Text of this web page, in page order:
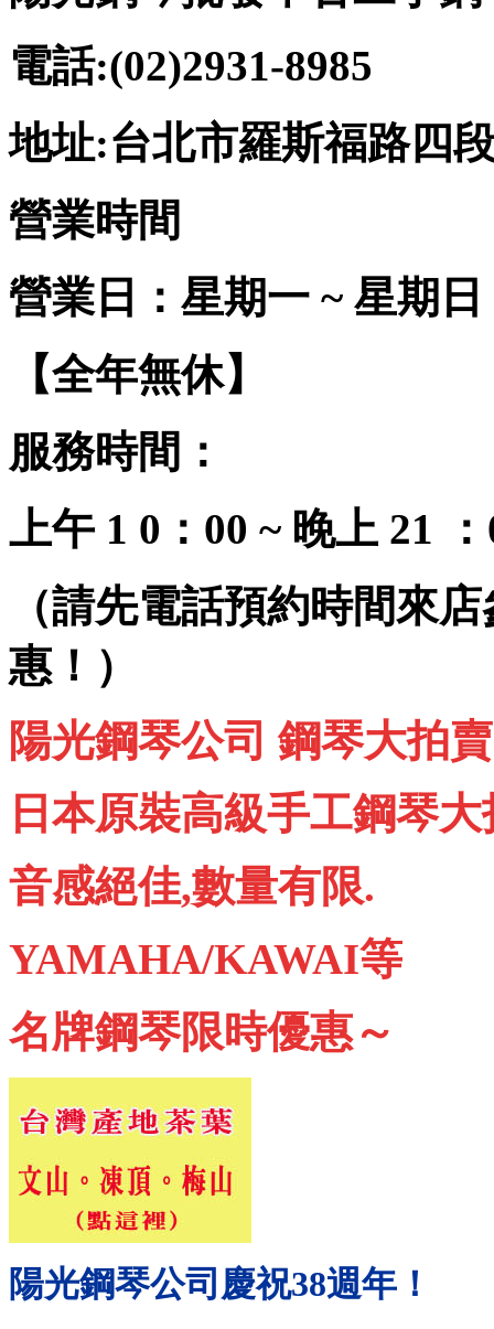
電話:(02)2931-8985
地址:台北市羅斯福路四
營業時間
營業日：星期一 ~ 星期日
【全年無休】
服務時間：
上午 1 0：00 ~ 晚上 21
（請先電話預約時間來
惠！）
陽光鋼琴公司 鋼琴大拍賣
日本原裝高級手工鋼琴
音感絕佳,數量有限.
YAMAHA/KAWAI等
名牌鋼琴限時優惠～
陽光鋼琴公司慶祝38週年！